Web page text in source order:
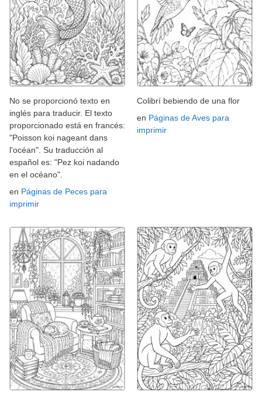
No se proporcionó texto en
inglés para traducir. El texto
proporcionado está en francés:
"Poisson koi nageant dans
l'océan". Su traducción al
español es: "Pez koi nadando
en el océano".
en Páginas de Peces para
imprimir
Colibrí bebiendo de una flor
en Páginas de Aves para
imprimir